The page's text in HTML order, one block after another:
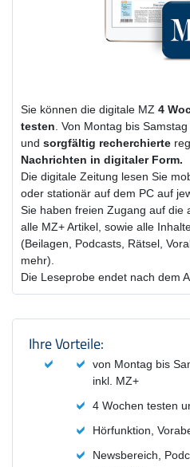
Sie können die digitale MZ 4
testen. Von Montag bis
und sorgfältig recherchierte
Nachrichten in digitaler Form.
Die digitale Zeitung lesen Sie
oder stationär auf dem PC auf
Sie haben freien Zugang auf die
alle MZ+ Artikel, sowie alle
(Beilagen, Podcasts, Rätsel,
mehr).
Die Leseprobe endet nach dem
Ihre Vorteile:
von Montag bis
inkl. MZ+
4 Wochen testen
Hörfunktion,
Newsbereich,